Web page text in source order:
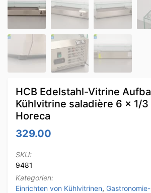
HCB Edelstahl-Vitrine
Kühlvitrine saladière 6 x 1/3
Horeca
329.00
SKU:
9481
Kategorien:
Einrichten von Kühlvitrinen,